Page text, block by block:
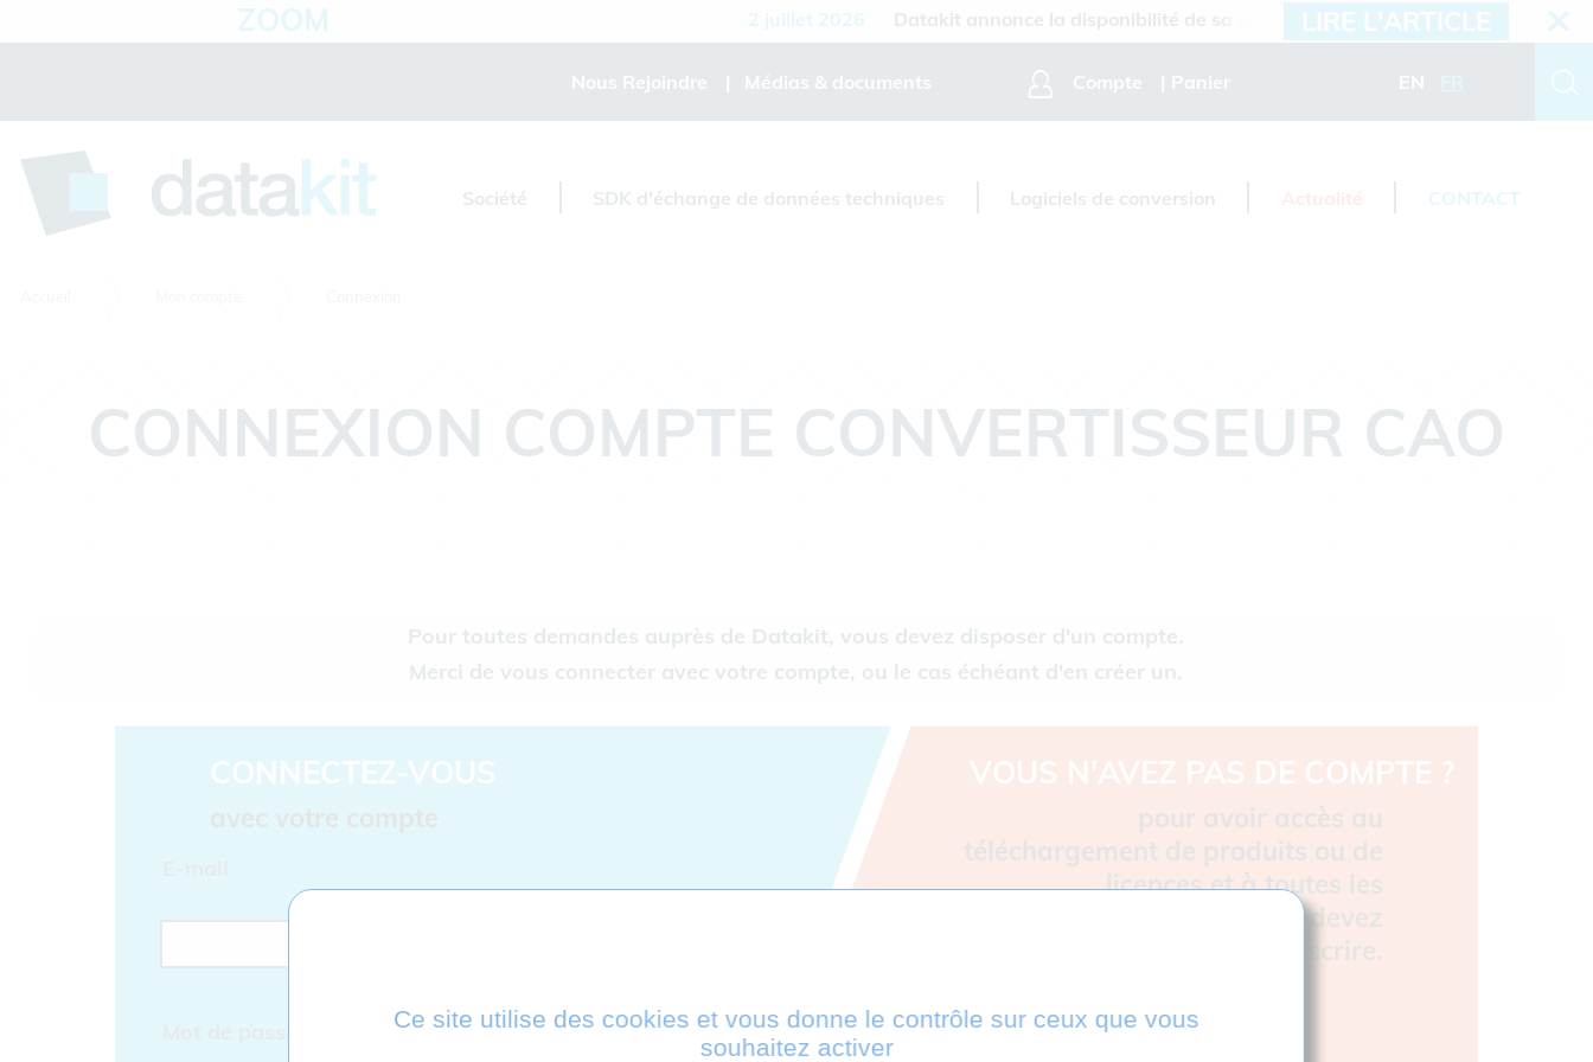
ZOOM 2 juillet 2026 Datakit annonce la disponibilité de sa version 2026.3LIRE L'ARTICLE
Nous Rejoindre Médias & documents Compte Panier EN
Société SDK d'échange de données techniques Logiciels de conversion CONTACT
CONNEXION COMPTE CONVERTISSEUR CAO
Pour toutes demandes auprès de Datakit, vous devez disposer d'un compte.
Merci de vous connecter avec votre compte, ou le cas échéant d'en créer un.
CONNECTEZ-VOUS
pour avoir accès au
téléchargement de produits ou de
licences et à toutes les
fonctionnalités du site, vous devez
vous inscrire.
Panneau de gestion des cookies
Ce site utilise des cookies et vous donne le contrôle sur ceux que vous
souhaitez activer